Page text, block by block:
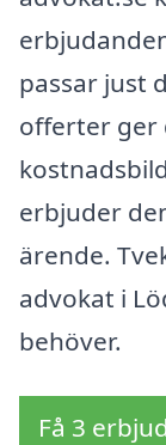
passar just
offerter ger
erbjuder
ärende.
advokat i
behöver.
Få 3